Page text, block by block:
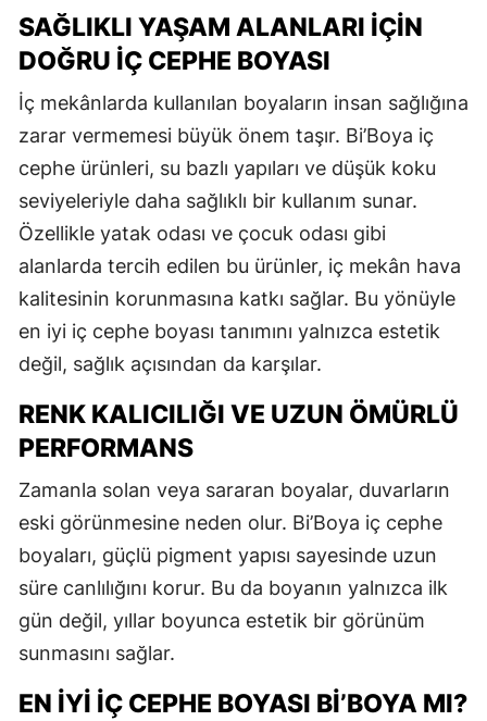
SAĞLIKLI YAŞAM ALANLARI İÇIN
DOĞRU İÇ CEPHE BOYASI
İç mekânlarda kullanılan boyaların insan sağlığına
zarar vermemesi büyük önem taşır. Bi’Boya iç
cephe ürünleri, su bazlı yapıları ve düşük koku
seviyeleriyle daha sağlıklı bir kullanım sunar.
Özellikle yatak odası ve çocuk odası gibi
alanlarda tercih edilen bu ürünler, iç mekân hava
kalitesinin korunmasına katkı sağlar. Bu yönüyle
en iyi iç cephe boyası tanımını yalnızca estetik
değil, sağlık açısından da karşılar.
RENK KALICILIĞI VE UZUN ÖMÜRLÜ
PERFORMANS
Zamanla solan veya sararan boyalar, duvarların
eski görünmesine neden olur. Bi’Boya iç cephe
boyaları, güçlü pigment yapısı sayesinde uzun
süre canlılığını korur. Bu da boyanın yalnızca ilk
gün değil, yıllar boyunca estetik bir görünüm
sunmasını sağlar.
EN İYI İÇ CEPHE BOYASI BI’BOYA MI?